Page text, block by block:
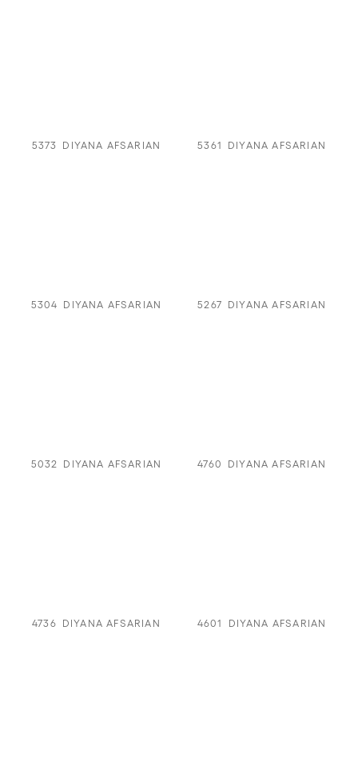
5373 DIYANA AFSARIAN 5361 DIYANA AFSARIAN
5304 DIYANA AFSARIAN 5267 DIYANA AFSARIAN
5032 DIYANA AFSARIAN 4760 DIYANA AFSARIAN
4736 DIYANA AFSARIAN 4601 DIYANA AFSARIAN